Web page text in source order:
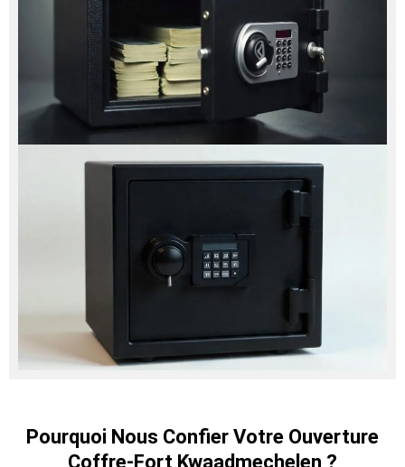
Pourquoi Nous Confier Votre Ouverture
Coffre-Fort Kwaadmechelen ?